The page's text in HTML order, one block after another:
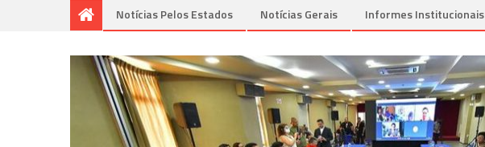
Notícias Pelos Estados Notí­cias Gerais Informes Institucionais